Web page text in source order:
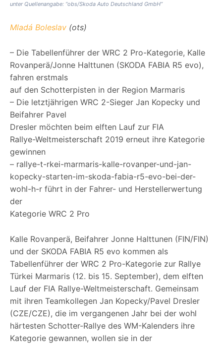
unter Quellenangabe: “obs/Skoda Auto Deutschland GmbH”
Mladá Boleslav (ots)
– Die Tabellenführer der WRC 2 Pro-Kategorie, Kalle
Rovanperä/Jonne Halttunen (SKODA FABIA R5 evo),
fahren erstmals
auf den Schotterpisten in der Region Marmaris
– Die letztjährigen WRC 2-Sieger Jan Kopecky und
Beifahrer Pavel
Dresler möchten beim elften Lauf zur FIA
Rallye-Weltmeisterschaft 2019 erneut ihre Kategorie
gewinnen
– rallye-t-rkei-marmaris-kalle-rovanper-und-jan-
kopecky-starten-im-skoda-fabia-r5-evo-bei-der-
wohl-h-r führt in der Fahrer- und Herstellerwertung
der
Kategorie WRC 2 Pro
Kalle Rovanperä, Beifahrer Jonne Halttunen (FIN/FIN)
und der SKODA FABIA R5 evo kommen als
Tabellenführer der WRC 2 Pro-Kategorie zur Rallye
Türkei Marmaris (12. bis 15. September), dem elften
Lauf der FIA Rallye-Weltmeisterschaft. Gemeinsam
mit ihren Teamkollegen Jan Kopecky/Pavel Dresler
(CZE/CZE), die im vergangenen Jahr bei der wohl
härtesten Schotter-Rallye des WM-Kalenders ihre
Kategorie gewannen, wollen sie in der